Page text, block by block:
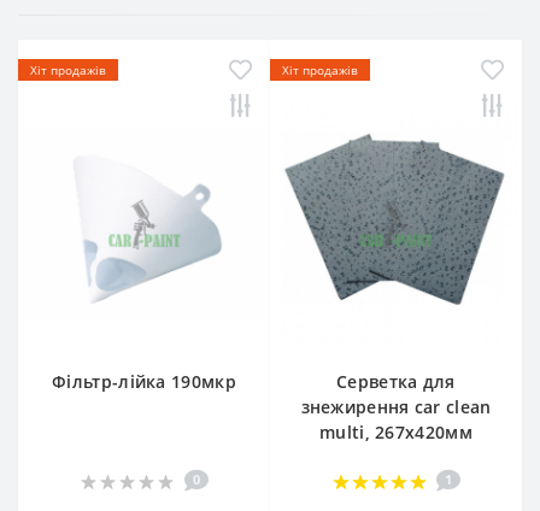
Хіт продажів
Фільтр-лійка 190мкр
0
Хіт продажів
Серветка для
знежирення car clean
multi, 267х420мм
1